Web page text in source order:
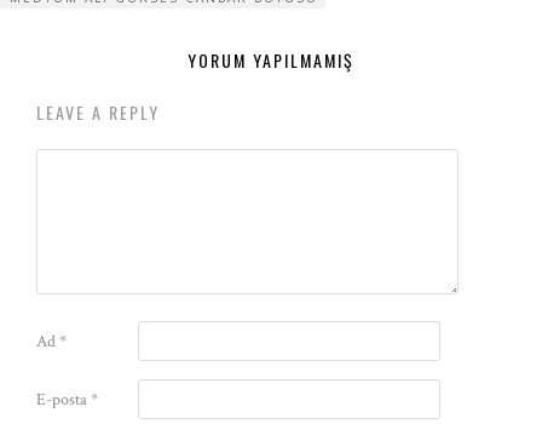
YORUM YAPILMAMIŞ
LEAVE A REPLY
Ad*
E-posta*